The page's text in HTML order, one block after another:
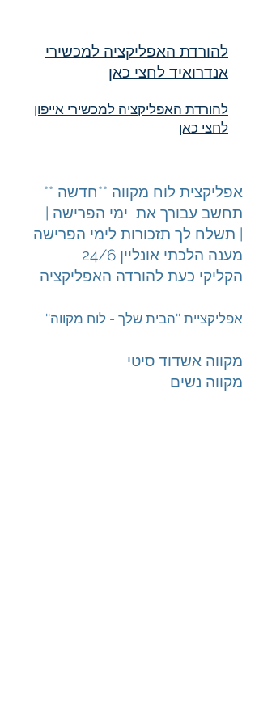
להורדת האפליקציה למכשירי
אנדרואיד לחצי כאן
להורדת האפליקציה למכשירי אייפון
לחצי כאן
אפליקצית לוח מקווה **חדשה **
תחשב עבורך את ימי הפרישה |
תשלח לך תזכורות לימי הפרישה |
מענה הלכתי אונליין 24/6
הקליקי כעת להורדה האפליקציה
''אפליקציית ''הבית שלך - לוח מקווה
מקווה אשדוד סיטי
מקווה נשים